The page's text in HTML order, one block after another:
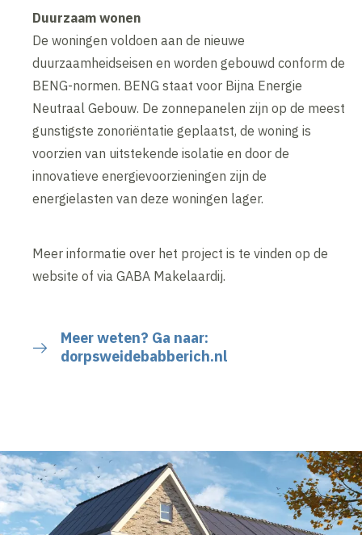
Duurzaam wonen
De woningen voldoen aan de nieuwe
duurzaamheidseisen en worden gebouwd conform de
BENG-normen. BENG staat voor Bijna Energie
Neutraal Gebouw. De zonnepanelen zijn op de meest
gunstigste zonoriëntatie geplaatst, de woning is
voorzien van uitstekende isolatie en door de
innovatieve energievoorzieningen zijn de
energielasten van deze woningen lager.
Meer informatie over het project is te vinden op de
website of via GABA Makelaardij.
Meer weten? Ga naar:
dorpsweidebabberich.nl